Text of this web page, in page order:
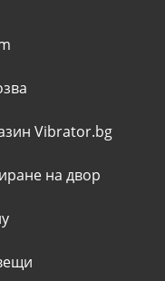
Vibrator.bg
на двор